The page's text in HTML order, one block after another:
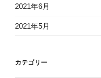
2021年6月
2021年5月
カテゴリー